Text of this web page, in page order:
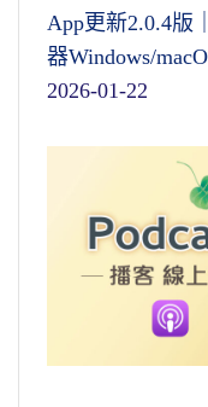
App更新2.0.4版
器Windows/
2026-01-22